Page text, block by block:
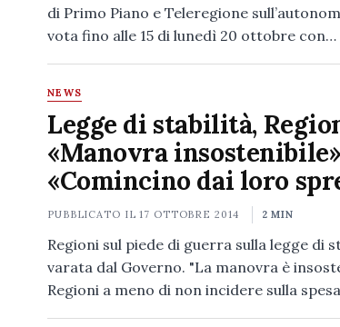
di Primo Piano e Teleregione
vota fino alle 15 di lunedì 20 ottobre con…
NEWS
Legge di stabilità,
«Manovra
«Comincino dai loro
PUBBLICATO IL17 OTTOBRE 2014 2 MIN
Regioni sul piede di guerra sulla legge di
varata dal Governo. "La manovra è
Regioni a meno di non incidere sulla